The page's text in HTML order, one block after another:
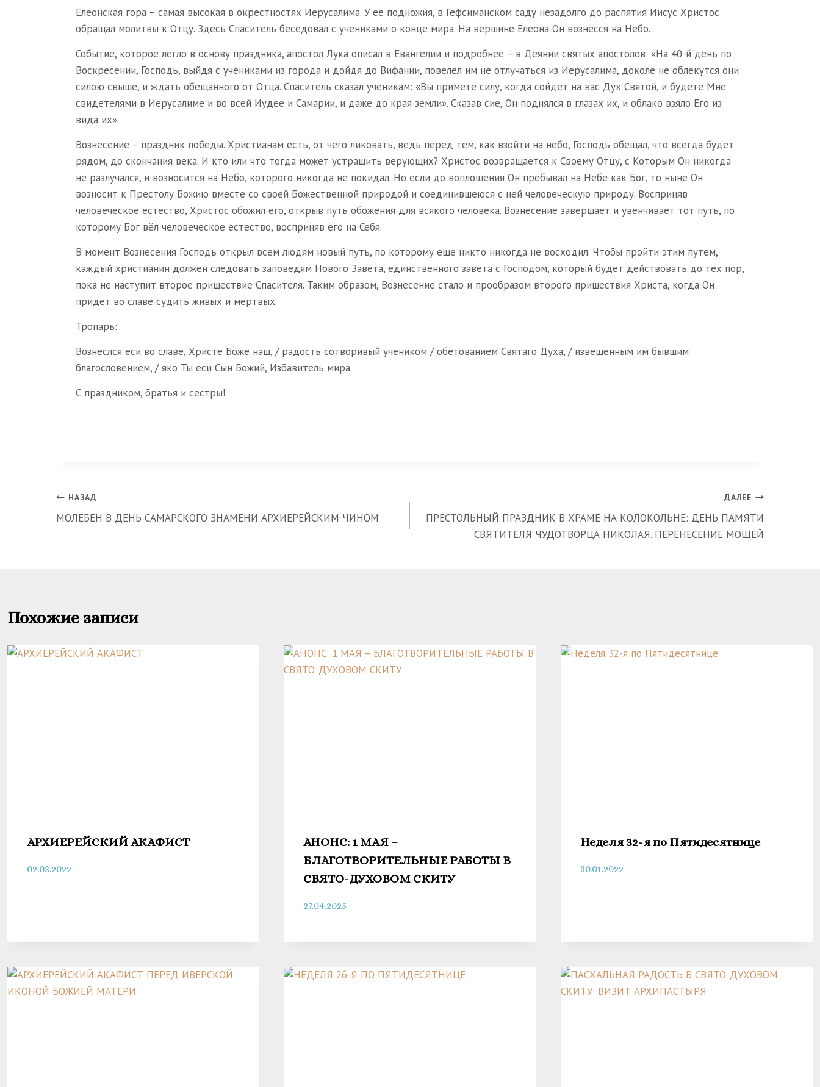
Елеонская гора – самая высокая в окрестностях Иерусалима. У ее подножия, в Гефсиманском саду незадолго до распятия Иисус Христос
обращал молитвы к Отцу. Здесь Спаситель беседовал с учениками о конце мира. На вершине Елеона Он вознесся на Небо.
Событие, которое легло в основу праздника, апостол Лука описал в Евангелии и подробнее – в Деянии святых апостолов: «На 40-й день по
Воскресении, Господь, выйдя с учениками из города и дойдя до Вифании, повелел им не отлучаться из Иерусалима, доколе не облекутся они
силою свыше, и ждать обещанного от Отца. Спаситель сказал ученикам: «Вы примете силу, когда сойдет на вас Дух Святой, и будете Мне
свидетелями в Иерусалиме и во всей Иудее и Самарии, и даже до края земли». Сказав сие, Он поднялся в глазах их, и облако взяло Его из
вида их».
Вознесение – праздник победы. Христианам есть, от чего ликовать, ведь перед тем, как взойти на небо, Господь обещал, что всегда будет
рядом, до скончания века. И кто или что тогда может устрашить верующих? Христос возвращается к Своему Отцу, с Которым Он никогда
не разлучался, и возносится на Небо, которого никогда не покидал. Но если до воплощения Он пребывал на Небе как Бог, то ныне Он
возносит к Престолу Божию вместе со своей Божественной природой и соединившеюся с ней человеческую природу. Восприняв
человеческое естество, Христос обожил его, открыв путь обожения для всякого человека. Вознесение завершает и увенчивает тот путь, по
которому Бог вёл человеческое естество, восприняв его на Себя.
В момент Вознесения Господь открыл всем людям новый путь, по которому еще никто никогда не восходил. Чтобы пройти этим путем,
каждый христианин должен следовать заповедям Нового Завета, единственного завета с Господом, который будет действовать до тех пор,
пока не наступит второе пришествие Спасителя. Таким образом, Вознесение стало и прообразом второго пришествия Христа, когда Он
придет во славе судить живых и мертвых.
Тропарь:
Вознеслся еси во славе, Христе Боже наш, / радость сотворивый учеником / обетованием Святаго Духа, / извещенным им бывшим
благословением, / яко Ты еси Сын Божий, Избавитель мира.
С праздником, братья и сестры!
Навигация
по
НАЗАД
МОЛЕБЕН В ДЕНЬ САМАРСКОГО ЗНАМЕНИ АРХИЕРЕЙСКИМ ЧИНОМ
ДАЛЕЕ
ПРЕСТОЛЬНЫЙ ПРАЗДНИК В ХРАМЕ НА КОЛОКОЛЬНЕ: ДЕНЬ ПАМЯТИ
СВЯТИТЕЛЯ ЧУДОТВОРЦА НИКОЛАЯ. ПЕРЕНЕСЕНИЕ МОЩЕЙ
Похожие записи
АРХИЕРЕЙСКИЙ АКАФИСТ
02.03.2022
АНОНС: 1 МАЯ –
БЛАГОТВОРИТЕЛЬНЫЕ РАБОТЫ В
СВЯТО-ДУХОВОМ СКИТУ
27.04.2025
Неделя 32-я по Пятидесятнице
30.01.2022